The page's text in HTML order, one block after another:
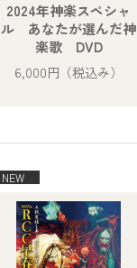
2024年神楽スペシャ
ル あなたが選んだ神
楽歌 DVD
6,000円 （税込み）